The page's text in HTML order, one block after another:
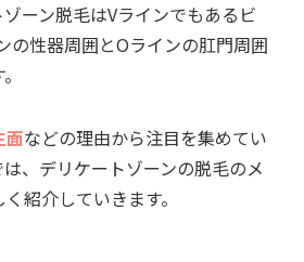
ーン脱毛はVラインでもあるビ
の性器周囲とOラインの肛門周囲
面などの理由から注目を集めてい
、デリケートゾーンの脱毛のメ
紹介していきます。